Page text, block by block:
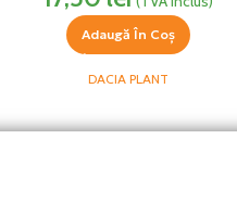
Adaugă În Coș
DACIA PLANT